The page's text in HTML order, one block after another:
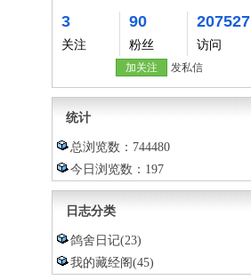
3
关注
90
粉丝
207527
访问
加关注 发私信
统计
总浏览数：744480
今日浏览数：197
日志分类
鸽舍日记(23)
我的藏经阁(45)